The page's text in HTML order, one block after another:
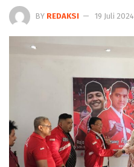
BY REDAKSI 19 Juli 2024